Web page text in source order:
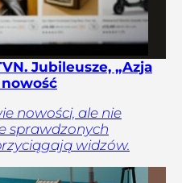
Jubileusze, „Azja
nowość
nowości, ale nie
sprawdzonych
widzów.